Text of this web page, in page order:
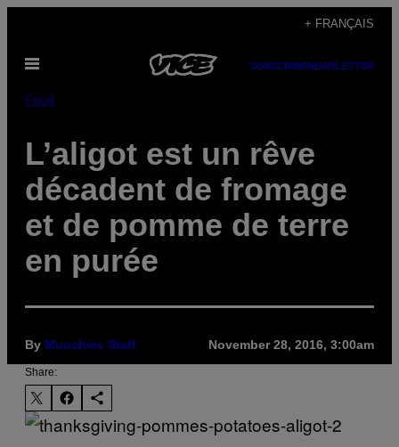
content
+ FRANÇAIS
Open
SUBSCRIBENEWSLETTER
Food
L’aligot est un rêve
décadent de fromage
et de pomme de terre
en purée
By Munchies Staff November 28, 2016, 3:00am
Share: